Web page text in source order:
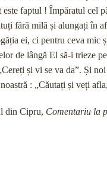
faptul ! Împăratul cel
fără milă și alungați în
ei, ci pentru ceva mic
de lângă El să-i trieze
și vi se va da”. Și
: „Căutați și veți
din Cipru, Comentariu la